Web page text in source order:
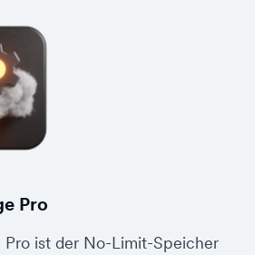
Pro
Pro ist der No-Limit-Speicher